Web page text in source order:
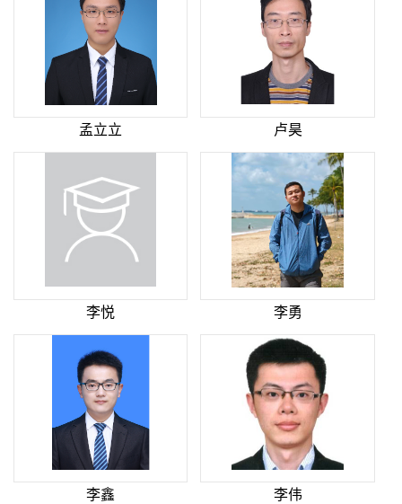
孟立立 卢昊
李悦 李勇
李鑫 李伟